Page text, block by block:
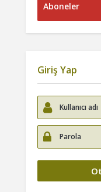
Aboneler
Giriş Yap